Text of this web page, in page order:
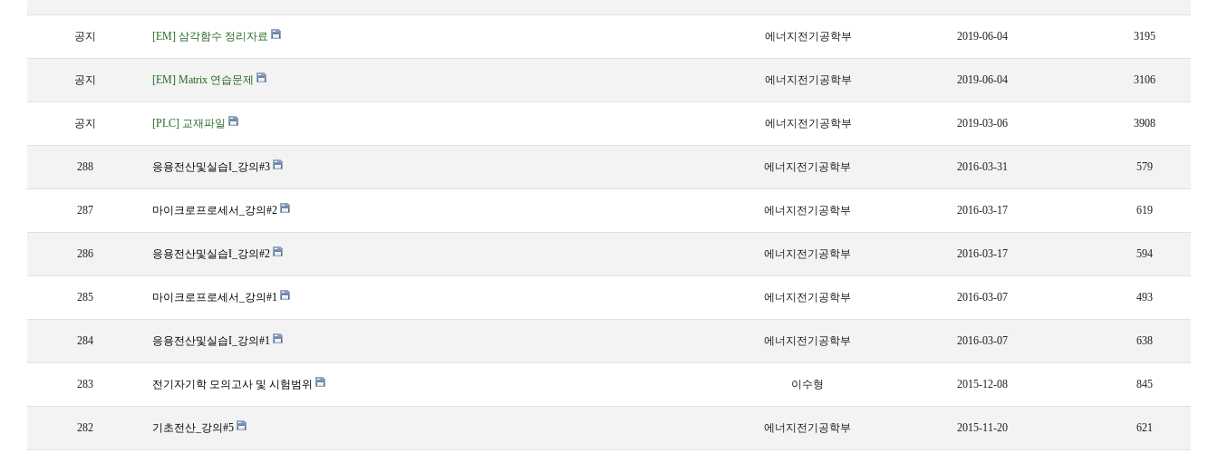
공지 [EM] 삼각함수 정리자료 에너지전기공학부 2019-06-04 3195
공지 [EM] Matrix 연습문제 에너지전기공학부 2019-06-04 3106
공지 [PLC] 교재파일 에너지전기공학부 2019-03-06 3908
288 응용전산및실습I_강의#3 에너지전기공학부 2016-03-31 579
287 마이크로프로세서_강의#2 에너지전기공학부 2016-03-17 619
286 응용전산및실습I_강의#2 에너지전기공학부 2016-03-17 594
285 마이크로프로세서_강의#1 에너지전기공학부 2016-03-07 493
284 응용전산및실습I_강의#1 에너지전기공학부 2016-03-07 638
283 전기자기학 모의고사 및 시험범위 이수형 2015-12-08 845
282 기초전산_강의#5 에너지전기공학부 2015-11-20 621